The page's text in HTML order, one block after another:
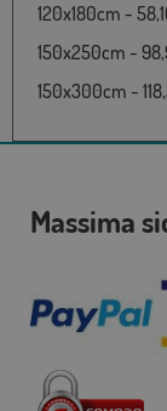
120x180cm -
150x250cm -
150x300cm -
Massima